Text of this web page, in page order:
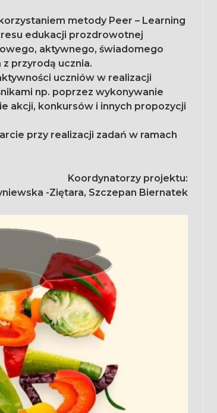
metody Peer – Learning
aktywnego, świadomego
przyrodą ucznia.
uczniów w realizacji
np. poprzez wykonywanie
akcji, konkursów i innych propozycji
przy realizacji zadań w ramach
Koordynatorzy projektu:
-Ziętara, Szczepan Biernatek